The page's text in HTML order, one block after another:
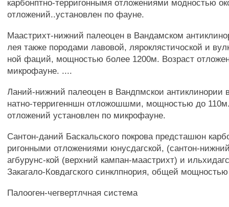
карбонптно-терригоннымя отложениями модностью
отложений..установлен по фауне.
Маастрихт-нижний палеоцен в Вандамском
лея также породами лавовой, ляроклястичоской и
ной фаций, мощностью более 1200м. Возраст
микрофауне. ....
Ланий-нижний палеоцен в Вандпмскои антиклинории
натно-терригенншн отложошшми, мощностью до
отложений установлен по микрофауне.
Сантон-даний Баскальского покрова предсташюн
ригонными отложениями юнусдагской, (сантон-
агбурунс-кой (верхний кампан-маастрихт) и
Закагало-Ковдагского синклпнория, общей
Палооген-чегвертлчная система